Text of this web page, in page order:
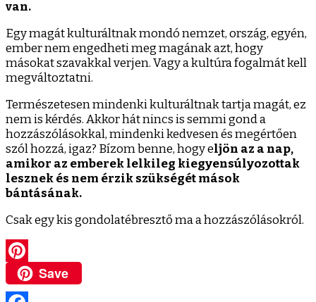
van.
Egy magát kulturáltnak mondó nemzet, ország, egyén,
ember nem engedheti meg magának azt, hogy
másokat szavakkal verjen. Vagy a kultúra fogalmát kell
megváltoztatni.
Természetesen mindenki kulturáltnak tartja magát, ez
nem is kérdés. Akkor hát nincs is semmi gond a
hozzászólásokkal, mindenki kedvesen és megértően
szól hozzá, igaz? Bízom benne, hogy eljön az a nap,
amikor az emberek lelkileg kiegyensúlyozottak
lesznek és nem érzik szükségét mások
bántásának.
Csak egy kis gondolatébresztő ma a hozzászólásokról.
Pinterest
Save